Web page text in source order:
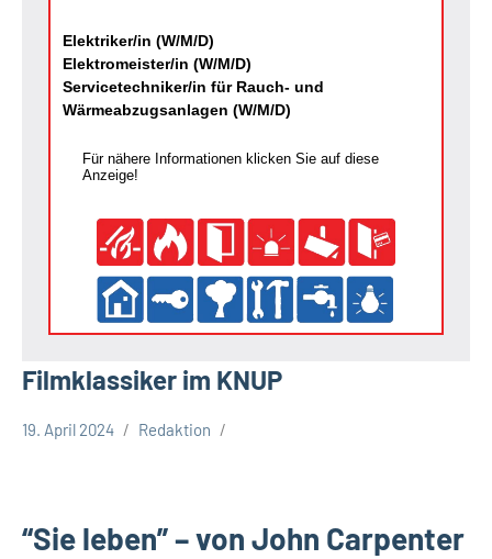
Elektriker/in (W/M/D)
Elektromeister/in (W/M/D)
Servicetechniker/in für Rauch- und
Wärmeabzugsanlagen (W/M/D)
Für nähere Informationen klicken Sie auf diese
Anzeige!
Filmklassiker im KNUP
19. April 2024 Redaktion
“Sie leben” – von John Carpenter